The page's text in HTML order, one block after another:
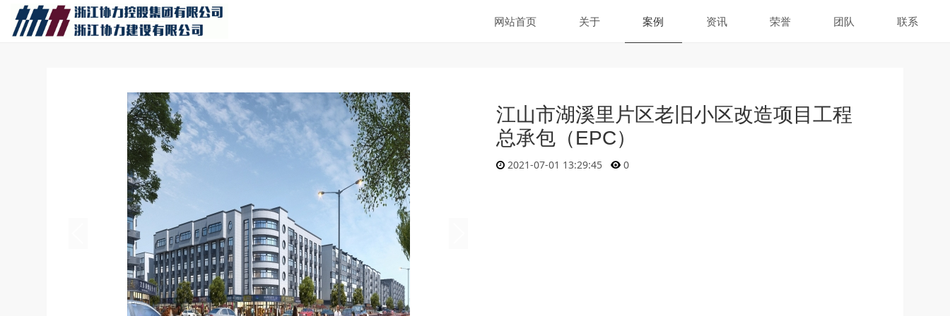
网站首页 关于 案例 资讯 荣誉 团队 联系
江山市湖溪里片区老旧小区改造项目工程
总承包（EPC）
2021-07-01 13:29:45 0